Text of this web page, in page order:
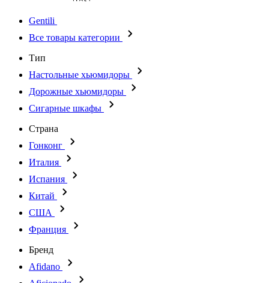
Gentili
Все товары категории
Тип
Настольные хьюмидоры
Дорожные хьюмидоры
Сигарные шкафы
Страна
Гонконг
Италия
Испания
Китай
США
Франция
Бренд
Afidano